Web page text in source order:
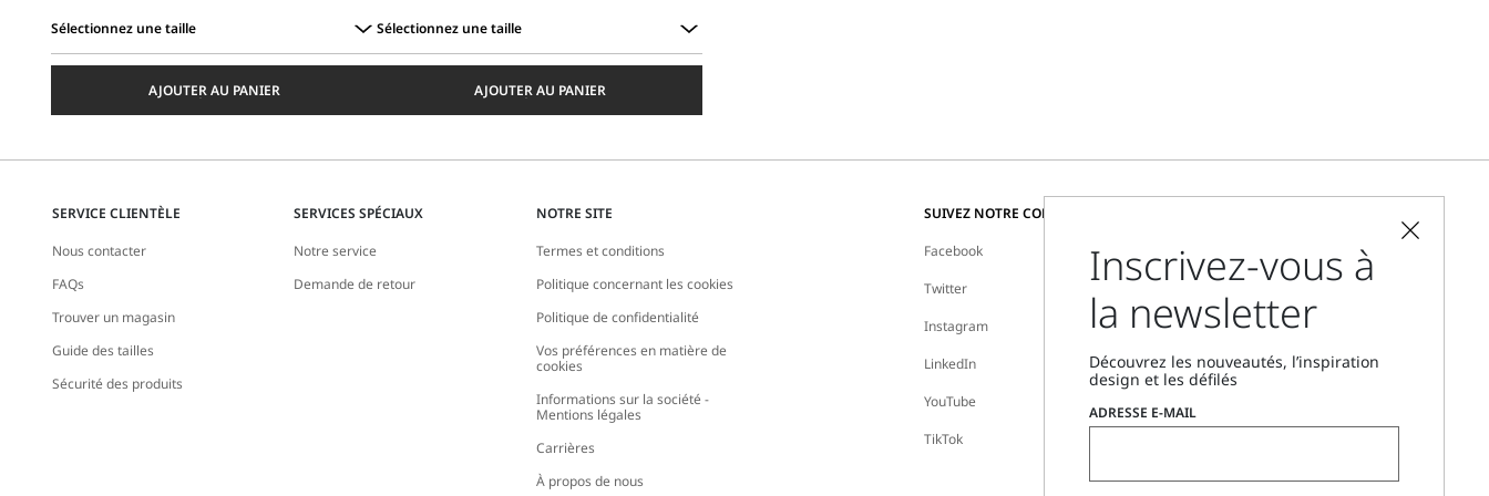
Sélectionnez une taille
AJOUTER AU PANIER
Sélectionnez une taille
AJOUTER AU PANIER
SERVICE CLIENTÈLE
Nous contacter
FAQs
Trouver un magasin
Guide des tailles
Sécurité des produits
SERVICES SPÉCIAUX
Notre service
Demande de retour
NOTRE SITE
Termes et conditions
Politique concernant les cookies
Politique de confidentialité
Vos préférences en matière de
cookies
Informations sur la société -
Mentions légales
Carrières
À propos de nous
SUIVEZ NOTRE COMMUNAUTÉ
Facebook
Twitter
Instagram
LinkedIn
YouTube
TikTok
France
Localisateur de boutique
Nous contacter
Du lundi au vendredi, de 9 h à 18 h
CET
Inscrivez-vous à
la newsletter
Découvrez les nouveautés, l’inspiration
design et les défilés
ADRESSE E-MAIL